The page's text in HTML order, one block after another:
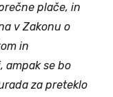
plače, in
v Zakonu o
in
ampak se bo
za preteklo